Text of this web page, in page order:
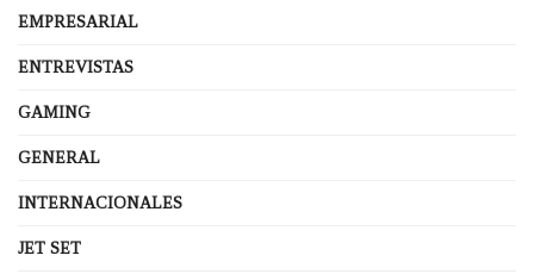
EMPRESARIAL
ENTREVISTAS
GAMING
GENERAL
INTERNACIONALES
JET SET